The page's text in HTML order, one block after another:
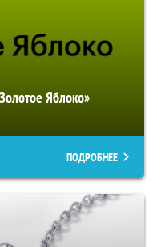
Яблоко»
ПОДРОБНЕЕ